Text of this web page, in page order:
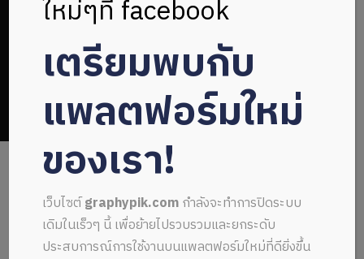
โครงสร้าง
ALL MUSIC FROM โครงสร้าง
ใหม่ๆที่ facebook
เตรียมพบกับ
แพลตฟอร์มใหม่
ของเรา!
เว็บไซต์graphypik.comกำลังจะทำการปิดระบบ
เดิมในเร็วๆ นี้ เพื่อย้ายไปรวบรวมและยกระดับ
ประสบการณ์การใช้งานบนแพลตฟอร์มใหม่ที่ดียิ่งขึ้น